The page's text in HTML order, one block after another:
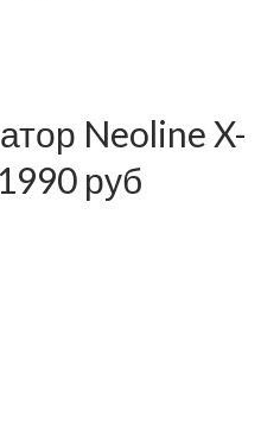
Neoline X-
руб